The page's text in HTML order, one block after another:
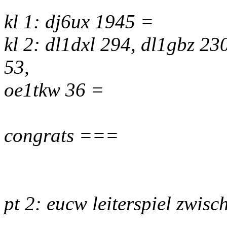
kl 1: dj6ux 1945 =
kl 2: dl1dxl 294, dl1gbz
53,
oe1tkw 36 =
congrats ===
pt 2: eucw leiterspiel